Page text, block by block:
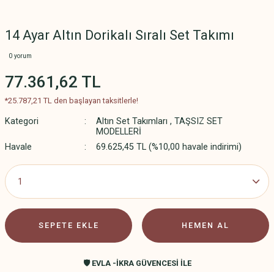
14 Ayar Altın Dorikalı Sıralı Set Takımı
0 yorum
77.361,62 TL
*25.787,21 TL den başlayan taksitlerle!
Kategori Altın Set Takımları , TAŞSIZ SET
MODELLERİ
Havale
69.625,45 TL (%10,00 havale indirimi)
SEPETE EKLE HEMEN AL
🛡️ EVLA -İKRA GÜVENCESİ İLE